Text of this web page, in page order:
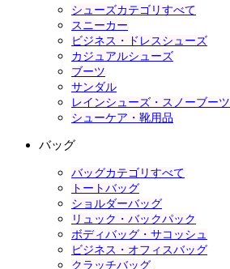
シューズカテゴリすべて
スニーカー
ビジネス・ドレスシューズ
カジュアルシューズ
ブーツ
サンダル
レインシューズ・スノーブーツ
シューケア・靴用品
バッグ
バッグカテゴリすべて
トートバッグ
ショルダーバッグ
リュック・バックパック
ボディバッグ・サコッシュ
ビジネス・オフィスバッグ
クラッチバッグ